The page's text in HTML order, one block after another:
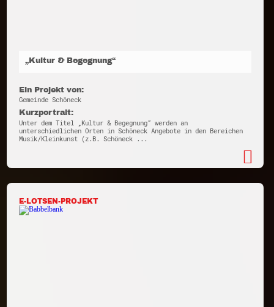
„Kultur & Begegnung“
Ein Projekt von:
Gemeinde Schöneck
Kurzportrait:
Unter dem Titel „Kultur & Begegnung“ werden an
unterschiedlichen Orten in Schöneck Angebote in den Bereichen
Musik/Kleinkunst (z.B. Schöneck ...
E-LOTSEN-PROJEKT